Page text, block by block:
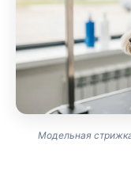
Модельная